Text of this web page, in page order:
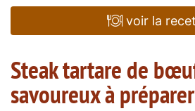
voir la
Steak tartare de
savoureux à